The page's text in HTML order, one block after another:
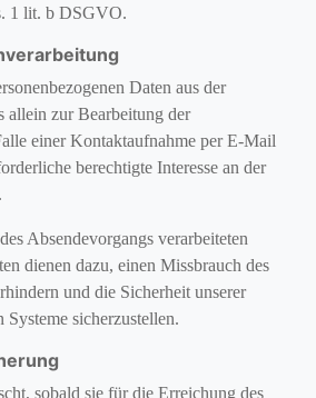
1 lit. b DSGVO.
Daten aus der
allein zur Bearbeitung der
einer Kontaktaufnahme per E-Mail
berechtigte Interesse an der
Absendevorgangs verarbeiteten
dienen dazu, einen Missbrauch des
und die Sicherheit unserer
sicherzustellen.
sobald sie für die Erreichung des